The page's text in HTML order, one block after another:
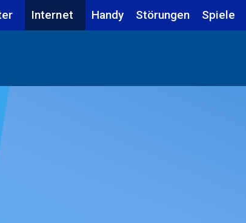
Internet Handy Störungen Spiele